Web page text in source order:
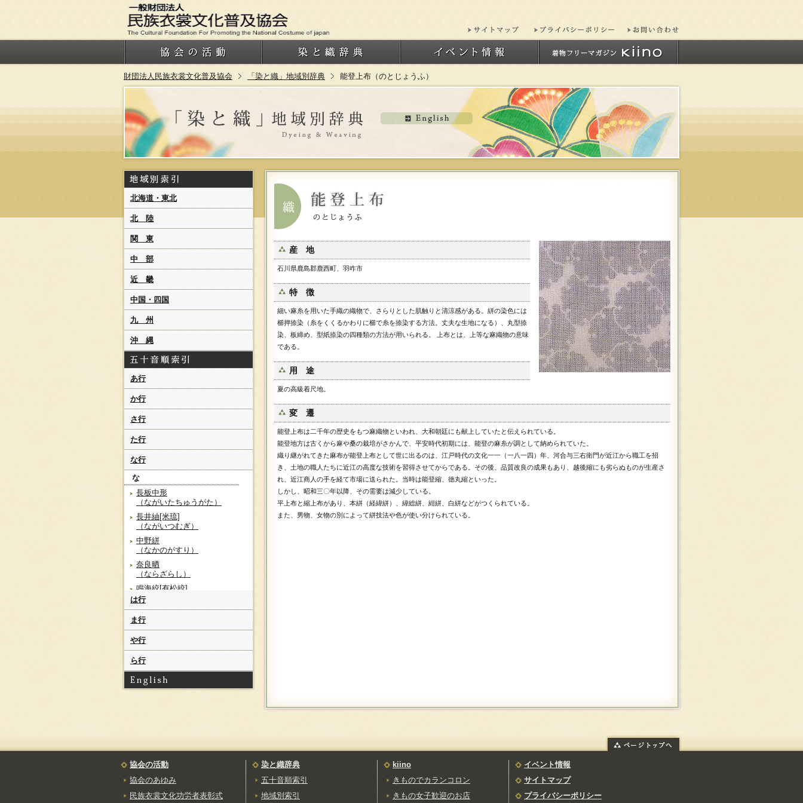
財団法人民族衣裳文化普及協会 「染と織」地域別辞典 能登上布（のとじょうふ）
産 地
石川県鹿島郡鹿西町、羽咋市
特 徴
細い麻糸を用いた手織の織物で、さらりとした肌触りと清涼感がある。絣の染色には
櫛押捺染（糸をくくるかわりに櫛で糸を捺染する方法。丈夫な生地になる）、丸型捺
染、板締め、型紙捺染の四種類の方法が用いられる。 上布とは、上等な麻織物の意味
である。
用 途
夏の高級着尺地。
変 遷
能登上布は二千年の歴史をもつ麻織物といわれ、大和朝廷にも献上していたと伝えられている。
能登地方は古くから麻や桑の栽培がさかんで、平安時代初期には、能登の麻糸が調として納められていた。
織り継がれてきた麻布が能登上布として世に出るのは、江戸時代の文化一一（一八一四）年、河合与三右衛門が近江から職工を招
き、土地の職人たちに近江の高度な技術を習得させてからである。その後、品質改良の成果もあり、越後縮にも劣らぬものが生産さ
れ、近江商人の手を経て市場に送られた。当時は能登縮、徳丸縮といった。
しかし、昭和三〇年以降、その需要は減少している。
平上布と縮上布があり、本絣（経緯絣）、緯総絣、紺絣、白絣などがつくられている。
また、男物、女物の別によって絣技法や色が使い分けられている。
北海道・東北
北 陸
関 東
中 部
近 畿
中国・四国
九 州
沖 縄
あ行
か行
さ行
た行
な行
な
長板中形
（ながいたちゅうがた）
長井紬[米琉]
（ながいつむぎ）
中野絣
（なかのがすり）
奈良晒
（ならざらし）
鳴海絞[有松絞]
（なるみしぼり）
南部古代型染
（なんぶこだいかたぞ
め）
南部裂織
（なんぶさきおり）
南部紫紺染[茜染]
（なんぶしこんぞめ）
の
（のとじょうふ）
は行
ま行
や行
ら行
協会の活動
協会のあゆみ
民族衣裳文化功労者表彰式
染と織辞典
五十音順索引
地域別索引
kiino
きものでカランコロン
きもの女子歓迎のお店
イベント情報
サイトマップ
プライバシーポリシー